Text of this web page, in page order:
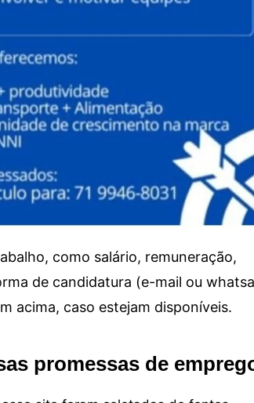
como salário, remuneração,
de candidatura (e-mail ou
acima, caso estejam disponíveis.
promessas de